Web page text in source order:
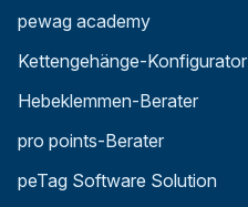
pewag academy
Kettengehänge-Konfigurator
Hebeklemmen-Berater
pro points-Berater
peTag Software Solution